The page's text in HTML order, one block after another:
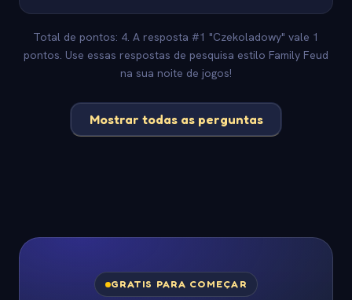
Total de pontos: 4. A resposta #1 "Czekoladowy" vale 1
pontos. Use essas respostas de pesquisa estilo Family Feud
na sua noite de jogos!
Mostrar todas as perguntas
GRATIS PARA COMEÇAR